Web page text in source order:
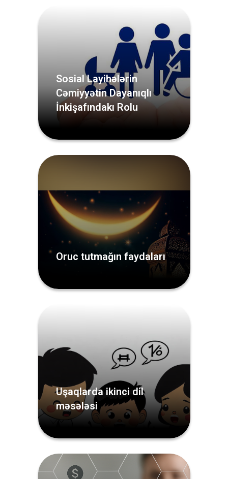
Sosial Layihələrin
Cəmiyyətin Dayanıqlı
İnkişafındakı Rolu
Oruc tutmağın faydaları
Uşaqlarda ikinci dil
məsələsi